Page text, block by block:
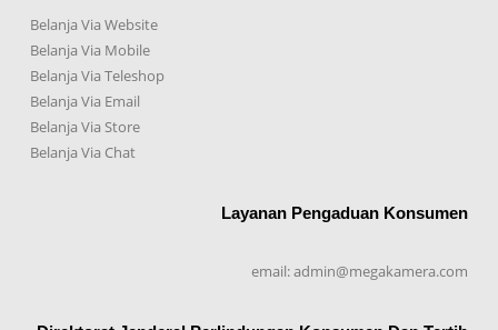
Belanja Via Website
Belanja Via Mobile
Belanja Via Teleshop
Belanja Via Email
Belanja Via Store
Belanja Via Chat
Layanan Pengaduan Konsumen
email: admin@megakamera.com